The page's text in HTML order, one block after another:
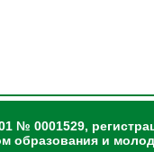
№ 0001529,
образования и